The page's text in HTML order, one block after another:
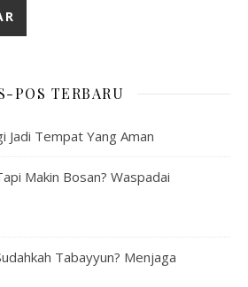
POS TERBARU
Jadi Tempat Yang Aman
Makin Bosan? Waspadai
Tabayyun? Menjaga